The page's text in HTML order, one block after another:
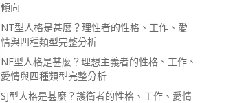
傾向
NT型人格是甚麼？理性者的性格、工作、愛
情與四種類型完整分析
NF型人格是甚麼？理想主義者的性格、工作、
愛情與四種類型完整分析
SJ型人格是甚麼？護衛者的性格、工作、愛情